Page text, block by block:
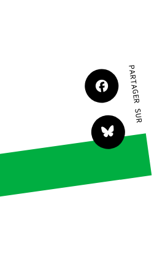
PARTAGER SUR